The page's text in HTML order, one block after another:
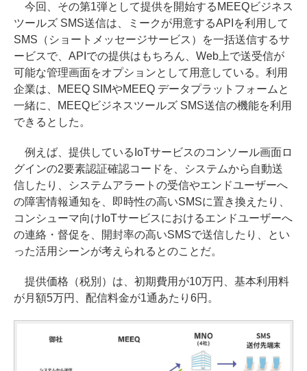
今回、その第1弾として提供を開始するMEEQビジネス
ツールズ SMS送信は、ミークが用意するAPIを利用して
SMS（ショートメッセージサービス）を一括送信するサ
ービスで、APIでの提供はもちろん、Web上で送受信が
可能な管理画面をオプションとして用意している。利用
企業は、MEEQ SIMやMEEQ データプラットフォームと
一緒に、MEEQビジネスツールズ SMS送信の機能を利用
できるとした。
例えば、提供しているIoTサービスのコンソール画面ロ
グインの2要素認証確認コードを、システムから自動送
信したり、システムアラートの受信やエンドユーザーへ
の障害情報通知を、即時性の高いSMSに置き換えたり、
コンシューマ向けIoTサービスにおけるエンドユーザーへ
の連絡・督促を、開封率の高いSMSで送信したり、とい
った活用シーンが考えられるとのことだ。
提供価格（税別）は、初期費用が10万円、基本利用料
が月額5万円、配信料金が1通あたり6円。